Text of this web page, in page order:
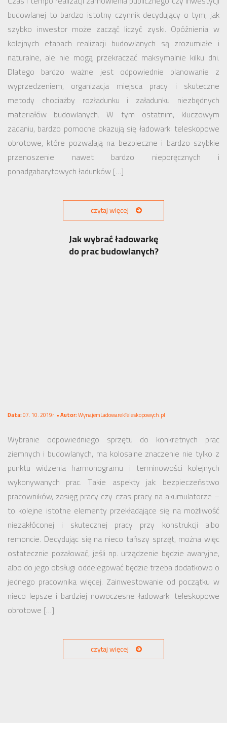
budowlanej to bardzo istotny czynnik decydujący o tym, jak
szybko inwestor może zacząć liczyć zyski. Opóźnienia w
kolejnych etapach realizacji budowlanych są zrozumiałe i
naturalne, ale nie mogą przekraczać maksymalnie kilku dni.
Dlatego bardzo ważne jest odpowiednie planowanie z
wyprzedzeniem, organizacja miejsca pracy i skuteczne
metody chociażby rozładunku i załadunku niezbędnych
materiałów budowlanych. W tym ostatnim, kluczowym
zadaniu, bardzo pomocne okazują się ładowarki teleskopowe
obrotowe, które pozwalają na bezpieczne i bardzo szybkie
przenoszenie nawet bardzo nieporęcznych i
ponadgabarytowych ładunków […]
czytaj więcej
Jak wybrać ładowarkę
do prac budowlanych?
Data:07. 10. 2019r. •Autor:WynajemLadowarekTeleskopowych.pl
Wybranie odpowiedniego sprzętu do konkretnych prac
ziemnych i budowlanych, ma kolosalne znaczenie nie tylko z
punktu widzenia harmonogramu i terminowości kolejnych
wykonywanych prac. Takie aspekty jak: bezpieczeństwo
pracowników, zasięg pracy czy czas pracy na akumulatorze –
to kolejne istotne elementy przekładające się na możliwość
niezakłóconej i skutecznej pracy przy konstrukcji albo
remoncie. Decydując się na nieco tańszy sprzęt, można więc
ostatecznie pożałować, jeśli np. urządzenie będzie awaryjne,
albo do jego obsługi oddelegować będzie trzeba dodatkowo o
jednego pracownika więcej. Zainwestowanie od początku w
nieco lepsze i bardziej nowoczesne ładowarki teleskopowe
obrotowe […]
czytaj więcej